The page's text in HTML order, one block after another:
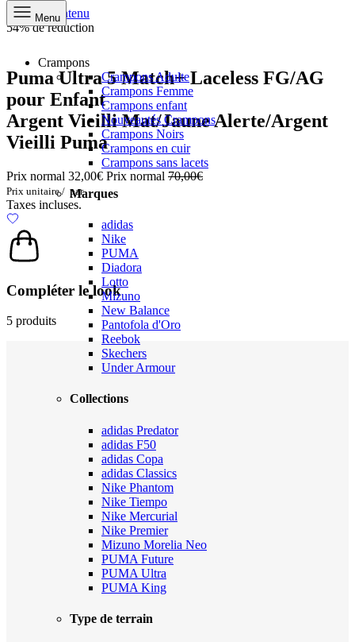
Aller au contenu
Menu
Crampons
Crampons Adulte
Crampons Femme
Crampons enfant
Nouveautés Crampons
Crampons Noirs
Crampons en cuir
Crampons sans lacets
Marques
adidas
Nike
PUMA
Diadora
Lotto
Mizuno
New Balance
Pantofola d'Oro
Reebok
Skechers
Under Armour
Collections
adidas Predator
adidas F50
adidas Copa
adidas Classics
Nike Phantom
Nike Tiempo
Nike Mercurial
Nike Premier
Mizuno Morelia Neo
PUMA Future
PUMA Ultra
PUMA King
Type de terrain
54% de réduction
Puma Ultra 5 Match+ Laceless FG/AG
pour Enfant
Argent Vieilli Mat/Jaune Alerte/Argent
Vieilli Puma
Prix normal 32,00€ Prix normal 70,00€
Prix unitaire / par
Taxes incluses.
Compléter le look
5 produits